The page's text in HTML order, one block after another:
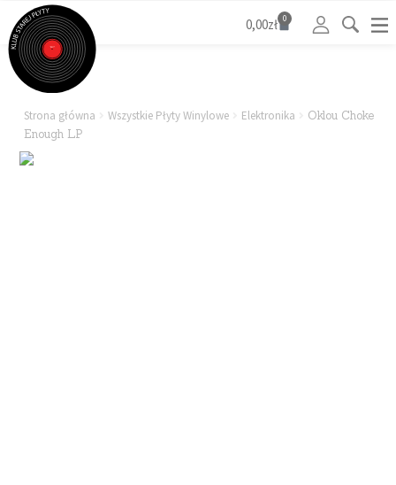
0,00zł 0
Strona główna Wszystkie Płyty Winylowe Elektronika
Oklou Choke
Enough LP